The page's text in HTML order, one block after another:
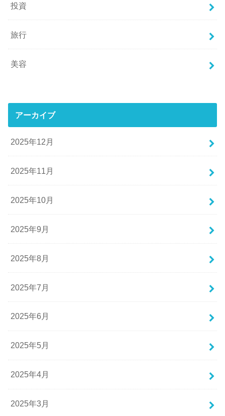
投資
旅行
美容
アーカイブ
2025年12月
2025年11月
2025年10月
2025年9月
2025年8月
2025年7月
2025年6月
2025年5月
2025年4月
2025年3月